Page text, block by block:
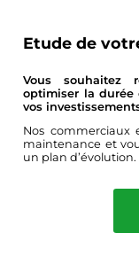
Etude de
Vous souhaitez
optimiser la durée
vos
Nos commerciaux
maintenance et
un plan d’évolution.